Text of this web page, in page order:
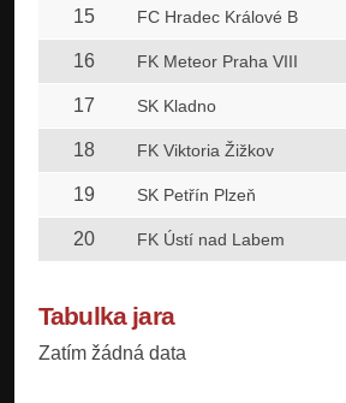
15 FC Hradec Králové B
16 FK Meteor Praha VIII
17 SK Kladno
18 FK Viktoria Žižkov
19 SK Petřín Plzeň
20 FK Ústí nad Labem
Tabulka jara
Zatím žádná data